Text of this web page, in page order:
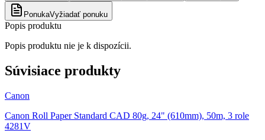
PonukaVyžiadať ponuku
Popis produktu
Popis produktu nie je k dispozícii.
Súvisiace produkty
Canon
Canon Roll Paper Standard CAD 80g, 24" (610mm), 50m, 3 role
4281V